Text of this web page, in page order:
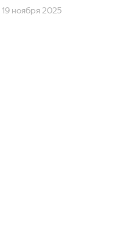
19 ноября 2025